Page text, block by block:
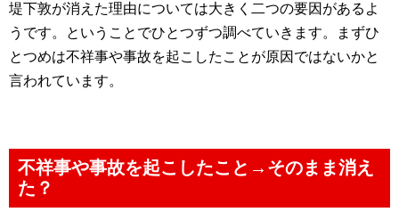
堤下敦が消えた理由については大きく二つの要因があるよ
うです。ということでひとつずつ調べていきます。まずひ
とつめは不祥事や事故を起こしたことが原因ではないかと
言われています。
不祥事や事故を起こしたこと→そのまま消え
た？